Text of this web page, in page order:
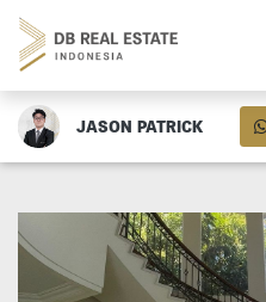
JASON PATRICK